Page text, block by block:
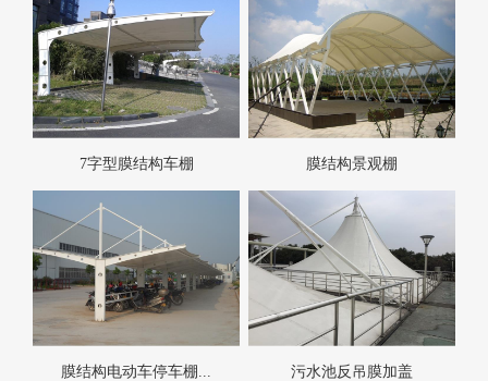
7字型膜结构车棚 膜结构景观棚
膜结构电动车停车棚... 污水池反吊膜加盖